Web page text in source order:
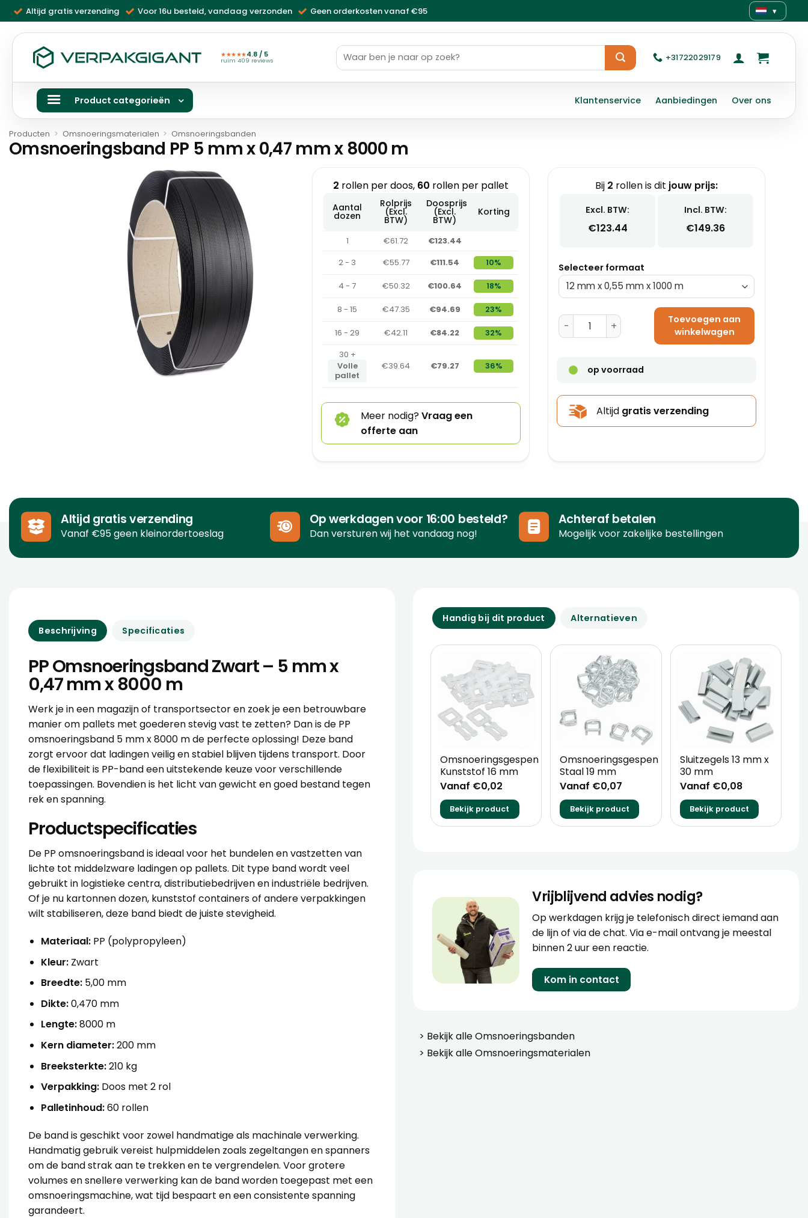
naar
inhoud
Altijd gratis verzending Voor 16u besteld, vandaag verzonden Geen orderkosten vanaf €95 ▾
★★★★★4.8 / 5
ruim 409 reviews
Zoeken
naar:
+31722029179
Product categorieën Klantenservice Aanbiedingen Over ons
Producten > Omsnoeringsmaterialen > Omsnoeringsbanden
Omsnoeringsband PP 5 mm x 0,47 mm x 8000 m
2 rollen per doos, 60 rollen per pallet
Aantal
dozen
Rolprijs
(Excl.
BTW)
Doosprijs
(Excl.
BTW)
Korting
1 €61.72
€123.44
2 - 3
€55.77 €111.54 10%
4 - 7 €50.32 €100.64 18%
8 - 15 €47.35 €94.69 23%
16 - 29 €42.11 €84.22
32%
30 +
Volle
pallet
€39.64 €79.27 36%
Meer nodig?Vraag een
offerte aan
Bij 2 rollen is dit jouw prijs:
Excl. BTW:
€123.44
Incl. BTW:
€149.36
Selecteer formaat
Omsnoeringsband PP 5 mm x 0,47 mm x 8000 m
Toevoegen aan
winkelwagen
op voorraad
Altijd gratis verzending
Altijd gratis verzending
Vanaf €95 geen kleinordertoeslag
Op werkdagen voor 16:00 besteld?
Dan versturen wij het vandaag nog!
Achteraf betalen
Mogelijk voor zakelijke bestellingen
Beschrijving Specificaties
PP Omsnoeringsband Zwart – 5 mm x
0,47 mm x 8000 m
Werk je in een magazijn of transportsector en zoek je een betrouwbare
manier om pallets met goederen stevig vast te zetten? Dan is de PP
omsnoeringsband 5 mm x 8000 m de perfecte oplossing! Deze band
zorgt ervoor dat ladingen veilig en stabiel blijven tijdens transport. Door
de flexibiliteit is PP-band een uitstekende keuze voor verschillende
toepassingen. Bovendien is het licht van gewicht en goed bestand tegen
rek en spanning.
Productspecificaties
De PP omsnoeringsband is ideaal voor het bundelen en vastzetten van
lichte tot middelzware ladingen op pallets. Dit type band wordt veel
gebruikt in logistieke centra, distributiebedrijven en industriële bedrijven.
Of je nu kartonnen dozen, kunststof containers of andere verpakkingen
wilt stabiliseren, deze band biedt de juiste stevigheid.
Materiaal:PP (polypropyleen)
Kleur:Zwart
Breedte:5,00 mm
Dikte:0,470 mm
Lengte:8000 m
Kern diameter:200 mm
Breeksterkte:210 kg
Verpakking:Doos met 2 rol
Palletinhoud:60 rollen
De band is geschikt voor zowel handmatige als machinale verwerking.
Handmatig gebruik vereist hulpmiddelen zoals zegeltangen en spanners
om de band strak aan te trekken en te vergrendelen. Voor grotere
volumes en snellere verwerking kan de band worden toegepast met een
omsnoeringsmachine, wat tijd bespaart en een consistente spanning
garandeert.
Handig bij dit product Alternatieven
Omsnoeringsgespen
Kunststof 16 mm
Vanaf €0,02
Bekijk product
Omsnoeringsgespen
Staal 19 mm
Vanaf €0,07
Bekijk product
Sluitzegels 13 mm x
30 mm
Vanaf €0,08
Bekijk product
Vrijblijvend advies nodig?
Op werkdagen krijg je telefonisch direct iemand aan
de lijn of via de chat. Via e-mail ontvang je meestal
binnen 2 uur een reactie.
Kom in contact
> Bekijk alleOmsnoeringsbanden
> Bekijk alleOmsnoeringsmaterialen